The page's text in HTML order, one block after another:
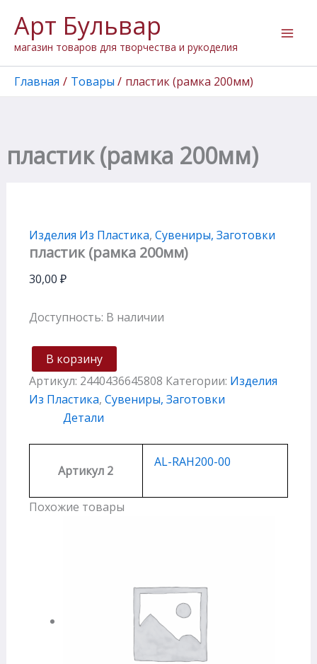
содержимому
Арт Бульвар
магазин товаров для творчества и рукоделия
Главная Товары пластик (рамка 200мм)
пластик (рамка 200мм)
Изделия Из Пластика, Сувениры, Заготовки
пластик (рамка 200мм)
30,00 ₽
Доступность: В наличии
товара
пластик
(рамка
200мм)
В корзину
Артикул: 2440436645808 Категории: Изделия
Из Пластика, Сувениры, Заготовки
Детали
Артикул 2
AL-RAH200-00
Похожие товары